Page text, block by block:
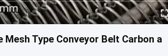
Type Conveyor Belt Carbon a